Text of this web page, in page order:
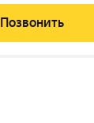
дома
уникальное
Позвонить